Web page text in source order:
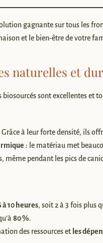
gagnante sur tous les
et le bien-être de votre
naturelles et
sont excellentes et
à leur forte densité, ils
: le matériau met
même pendant les pics de
à 10 heures, soit 2 à 3 fois plus
80 %.
des ressources et les